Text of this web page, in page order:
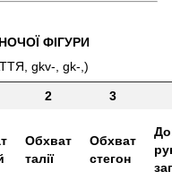
ФІГУРИ
gkv-, gk-,)
2 3
Обхват
талії
Обхват
стегон